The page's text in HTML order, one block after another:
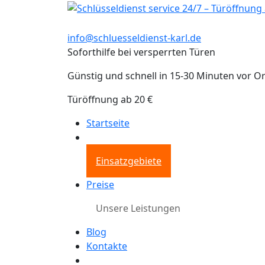
info@schluesseldienst-karl.de
Soforthilfe bei versperrten Türen
Günstig und schnell in 15-30 Minuten vor
Türöffnung ab 20 €
Startseite
Einsatzgebiete
Preise
Unsere Leistungen
Blog
Kontakte